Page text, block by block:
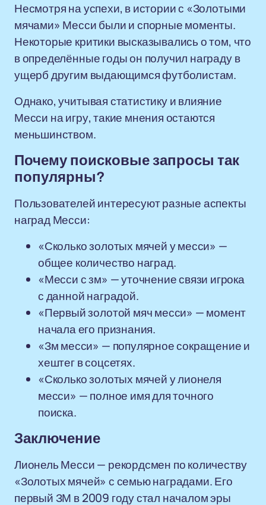
Несмотря на успехи, в истории с «Золотыми
мячами» Месси были и спорные моменты.
Некоторые критики высказывались о том, что
в определённые годы он получил награду в
ущерб другим выдающимся футболистам.
Однако, учитывая статистику и влияние
Месси на игру, такие мнения остаются
меньшинством.
Почему поисковые запросы так
популярны?
Пользователей интересуют разные аспекты
наград Месси:
«Сколько золотых мячей у месси» —
общее количество наград.
«Месси с зм» — уточнение связи игрока
с данной наградой.
«Первый золотой мяч месси» — момент
начала его признания.
«Зм месси» — популярное сокращение и
хештег в соцсетях.
«Сколько золотых мячей у лионеля
месси» — полное имя для точного
поиска.
Заключение
Лионель Месси — рекордсмен по количеству
«Золотых мячей» с семью наградами. Его
первый ЗМ в 2009 году стал началом эры